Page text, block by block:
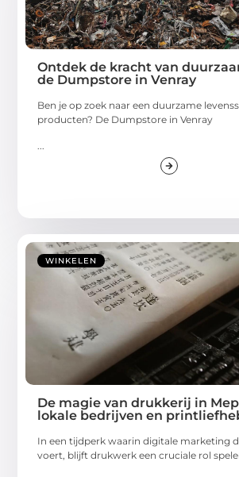
Ontdek de kracht van
de Dumpstore in Venray
Ben je op zoek naar een duurzame
producten? De Dumpstore in Venray
WINKELEN
De magie van drukkerij in
lokale bedrijven en
In een tijdperk waarin digitale marketing
voert, blijft drukwerk een cruciale rol